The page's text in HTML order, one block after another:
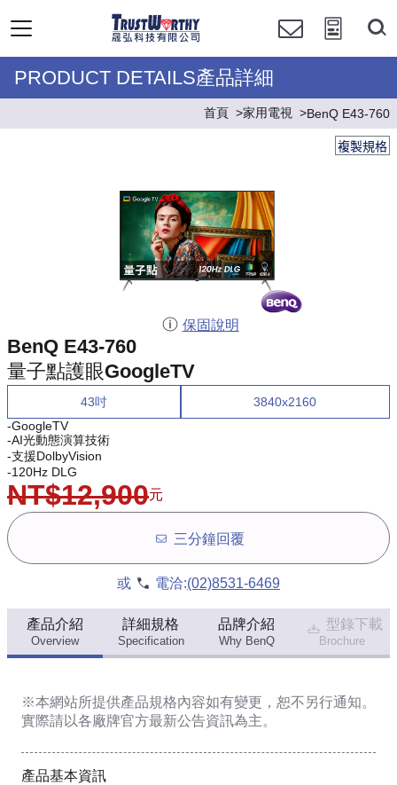
PRODUCT DETAILS產品詳細
首頁 家用電視 BenQ E43-760
複製規格
保固說明
BenQ E43-760
量子點護眼GoogleTV
43吋
3840x2160
-GoogleTV
-AI光動態演算技術
-支援DolbyVision
-120Hz DLG
NT$12,900元
三分鐘回覆
或 電洽:(02)8531-6469
產品介紹
Overview
詳細規格
Specification
品牌介紹
Why BenQ
型錄下載
Brochure
※本網站所提供產品規格內容如有變更，恕不另行通知。
實際請以各廠牌官方最新公告資訊為主。
產品基本資訊